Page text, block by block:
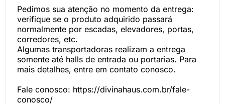
Pedimos sua atenção no momento da entrega:
verifique se o produto adquirido passará
normalmente por escadas, elevadores, portas,
corredores, etc.
Algumas transportadoras realizam a entrega
somente até halls de entrada ou portarias. Para
mais detalhes, entre em contato conosco.
Fale conosco: https://divinahaus.com.br/fale-
conosco/